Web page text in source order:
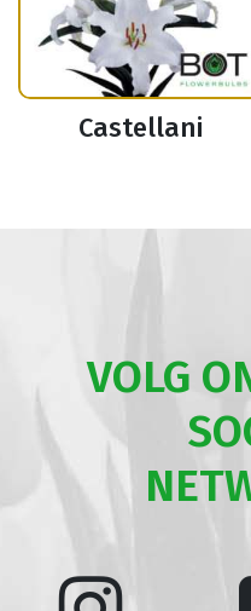
Castellani
VOLG